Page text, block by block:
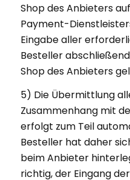
Shop des Anbieters
Payment-
Eingabe aller
Besteller
Shop des Anbieters
5) Die Übermittlung
Zusammenhang mit
erfolgt zum Teil
Besteller hat daher
beim Anbieter
richtig, der Eingang